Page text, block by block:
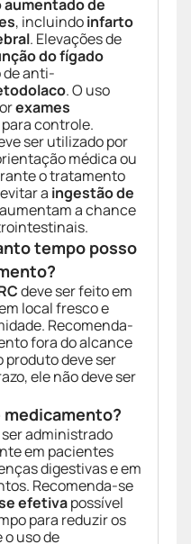
aumentado de
, incluindoinfarto
. Elevações de
do fígado
de anti-
. O uso
exames
para controle.
ser utilizado por
médica ou
o tratamento
a ingestão de
a chance
tempo posso
deve ser feito em
local fresco e
Recomenda-
fora do alcance
produto deve ser
ele não deve ser
ser administrado
em pacientes
digestivas e em
Recomenda-se
efetivapossível
para reduzir os
uso de